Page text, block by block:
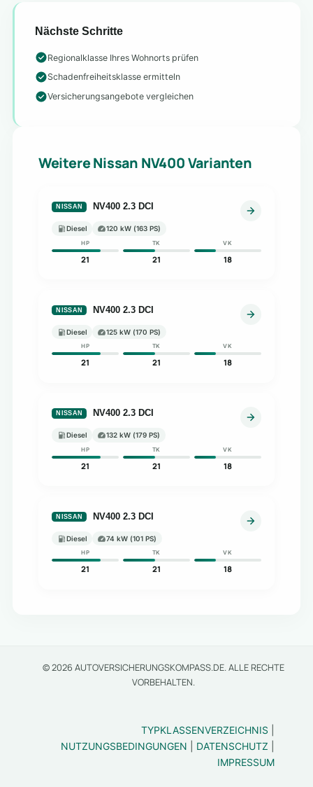
Nächste Schritte
Regionalklasse Ihres Wohnorts prüfen
Schadenfreiheitsklasse ermitteln
Versicherungsangebote vergleichen
Weitere Nissan NV400 Varianten
NISSAN NV400 2.3 DCI
Diesel 120 kW (163 PS)
HP
21
TK
21
VK
18
NISSAN NV400 2.3 DCI
Diesel 125 kW (170 PS)
HP
21
TK
21
VK
18
NISSAN NV400 2.3 DCI
Diesel 132 kW (179 PS)
HP
21
TK
21
VK
18
NISSAN NV400 2.3 DCI
Diesel 74 kW (101 PS)
HP
21
TK
21
VK
18
© 2026 AUTOVERSICHERUNGSKOMPASS.DE. ALLE RECHTE
VORBEHALTEN.
TYPKLASSENVERZEICHNIS
NUTZUNGSBEDINGUNGEN
DATENSCHUTZ
IMPRESSUM